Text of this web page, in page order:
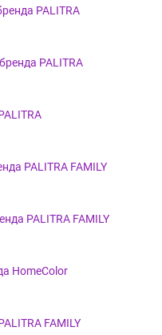
PALITRA
PALITRA
PALITRA FAMILY
PALITRA FAMILY
HomeColor
FAMILY